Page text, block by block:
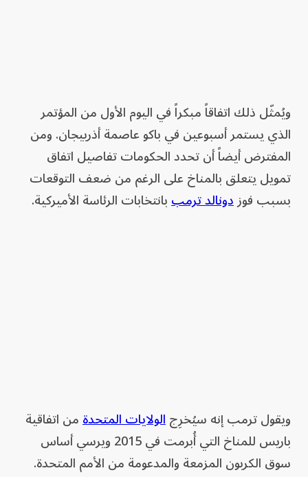
ويُمثّل ذلك اتفاقاً مبكراً في اليوم الأول من المؤتمر
الذي يستمر أسبوعين في باكو عاصمة أذربيجان. ومن
المفترض أيضاً أن تحدد الحكومات تفاصيل اتفاق
تمويل يتعلق بالمناخ على الرغم من ضعف التوقعات
بسبب فوزدونالد ترمببانتخابات الرئاسة الأميركية.
ويقول ترمب إنه سيُخرِجالولايات المتحدةمن اتفاقية
باريس للمناخ التي أُبرمت في 2015 ويرسي أساس
سوق الكربون المزمعة والمدعومة من الأمم المتحدة.